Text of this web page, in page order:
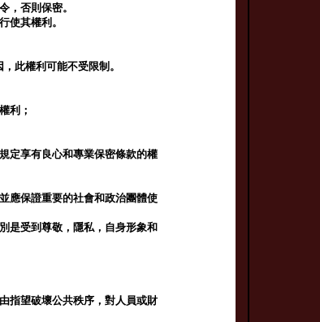
，否則保密。
使其權利。
此權利可能不受限制。
利；
定享有良心和專業保密條款的權
應保證重要的社會和政治團體使
是受到尊敬，隱私，自身形象和
指望破壞公共秩序，對人員或財